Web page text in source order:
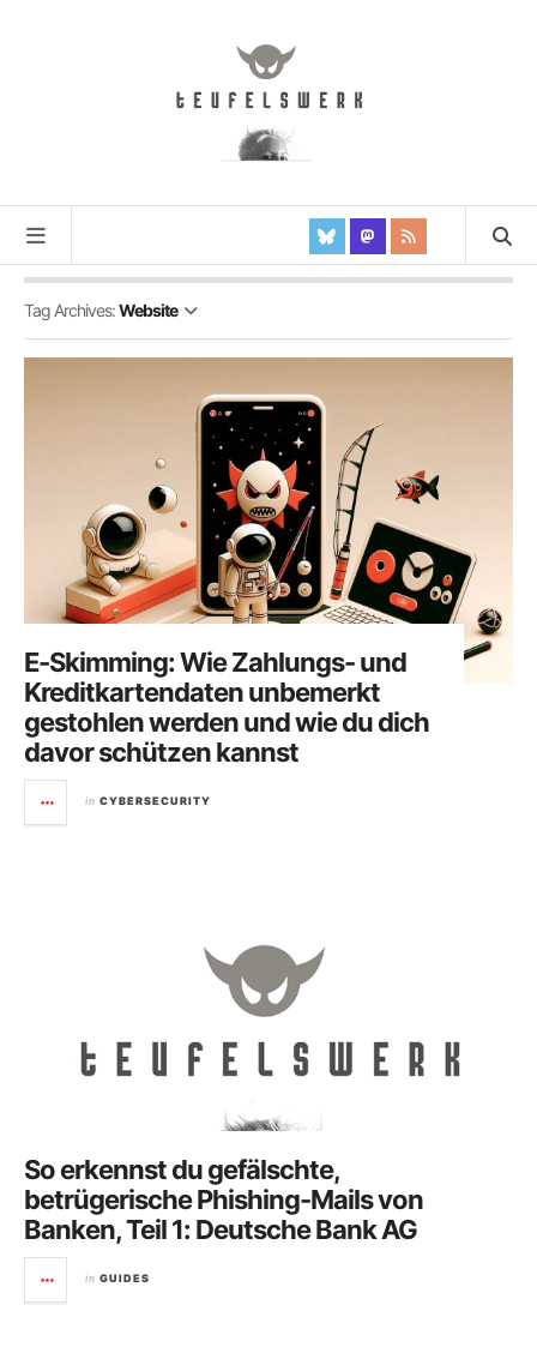
Tag Archives:Website
E-Skimming: Wie Zahlungs- und
Kreditkartendaten unbemerkt
gestohlen werden und wie du dich
davor schützen kannst
in CYBERSECURITY
So erkennst du gefälschte,
betrügerische Phishing-Mails von
Banken, Teil 1: Deutsche Bank AG
in GUIDES